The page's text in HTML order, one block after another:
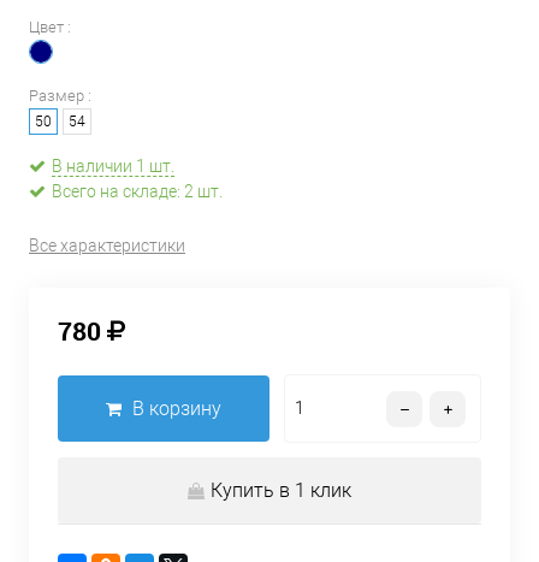
Цвет :
Размер :
50 54
В наличии 1 шт.
Всего на складе: 2 шт.
Все характеристики
780
В корзину
Купить в 1 клик